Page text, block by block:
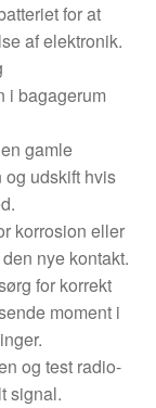
for at
af elektronik.
i bagagerum
gamle
udskift hvis
korrosion eller
nye kontakt.
for korrekt
moment i
og test radio-
signal.